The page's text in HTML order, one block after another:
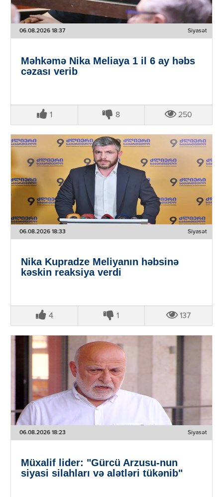
06.08.2026 18:37 Siyasət
Məhkəmə Nika Meliaya 1 il 6 ay həbs
cəzası verib
1 8 250
06.08.2026 18:33 Siyasət
Nika Kupradze Meliyanın həbsinə
kəskin reaksiya verdi
4 1 137
06.08.2026 18:23 Siyasət
Müxalif lider: "Gürcü Arzusu-nun
siyasi silahları və alətləri tükənib"